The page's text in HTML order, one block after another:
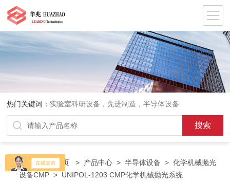
热门关键词： 实验室科研设备，先进制造，半导体设备
当前位置：首页 > 产品中心 >半导体设备 >化学机械抛光
设备CMP > UNIPOL-1203 CMP化学机械抛光系统